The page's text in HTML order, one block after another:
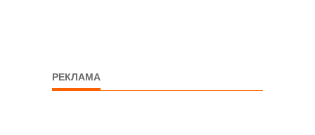
РЕКЛАМА